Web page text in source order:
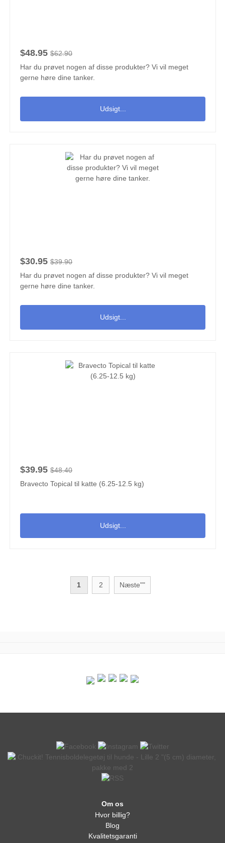
$48.95 $62.90
Har du prøvet nogen af disse produkter? Vi vil meget
gerne høre dine tanker.
Udsigt...
$30.95 $39.90
Har du prøvet nogen af disse produkter? Vi vil meget
gerne høre dine tanker.
Udsigt...
$39.95 $48.40
Bravecto Topical til katte (6.25-12.5 kg)
Udsigt...
1 2 Næste""
Om os
Hvor billig?
Blog
Kvalitetsgaranti